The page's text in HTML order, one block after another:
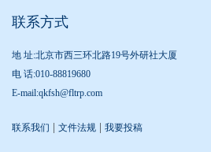
联系方式
地 址:北京市西三环北路19号外研社大厦
电 话:010-88819680
E-mail:qkfsh@fltrp.com
联系我们 文件法规 我要投稿